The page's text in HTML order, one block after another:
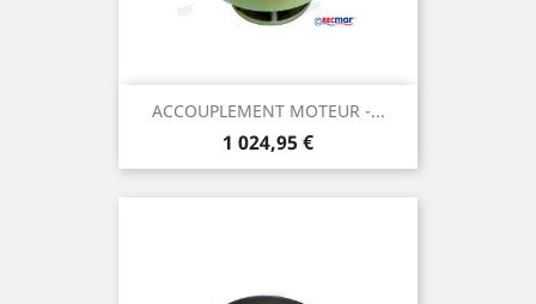
ACCOUPLEMENT MOTEUR -...
Prix
1 024,95 €